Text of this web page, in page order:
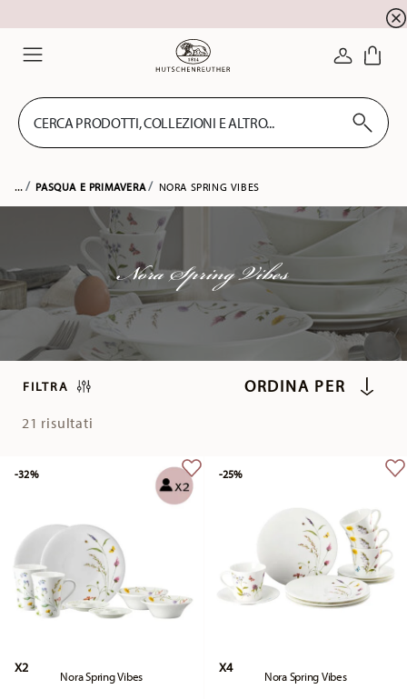
registrazione alla newsletter
ACCEDI
CERCA PRODOTTI, COLLEZIONI E ALTRO...
... PASQUA E PRIMAVERA NORA SPRING VIBES
Nora Spring Vibes
FILTRA
21 risultati
X2
Nora Spring Vibes
-32%
X4
Nora Spring Vibes
-25%